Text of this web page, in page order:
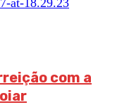
com a